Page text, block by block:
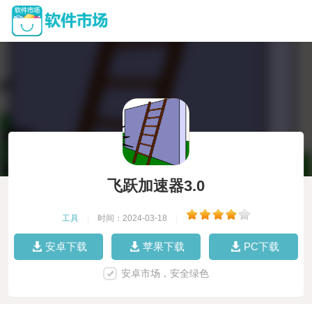
飞跃加速器3.0
工具 时间：2024-03-18
安卓下载 苹果下载 PC下载
安卓市场，安全绿色